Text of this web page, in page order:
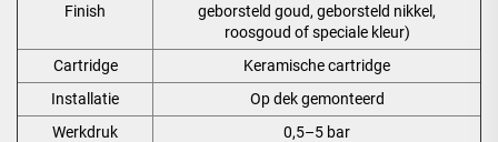
Finish
geborsteld goud, geborsteld nikkel,
roosgoud of speciale kleur)
Cartridge
Keramische cartridge
Installatie
Op dek gemonteerd
Werkdruk
0,5–5 bar